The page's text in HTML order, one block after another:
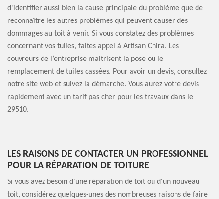
d'identifier aussi bien la cause principale du problème que de
reconnaître les autres problèmes qui peuvent causer des
dommages au toit à venir. Si vous constatez des problèmes
concernant vos tuiles, faites appel à Artisan Chira. Les
couvreurs de l’entreprise maitrisent la pose ou le
remplacement de tuiles cassées. Pour avoir un devis, consultez
notre site web et suivez la démarche. Vous aurez votre devis
rapidement avec un tarif pas cher pour les travaux dans le
29510.
LES RAISONS DE CONTACTER UN PROFESSIONNEL
POUR LA RÉPARATION DE TOITURE
Si vous avez besoin d'une réparation de toit ou d'un nouveau
toit, considérez quelques-unes des nombreuses raisons de faire